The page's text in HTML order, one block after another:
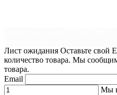
Лист ожидания Оставьте свой
количество товара. Мы
товара.
Email
Мы